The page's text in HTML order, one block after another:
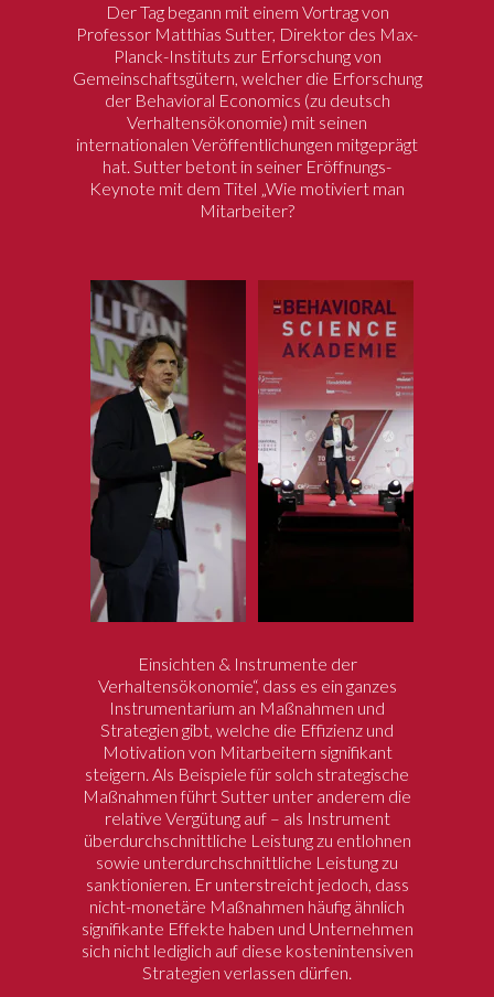
Der Tag begann mit einem Vortrag von
Professor Matthias Sutter, Direktor des Max-
Planck-Instituts zur Erforschung von
Gemeinschaftsgütern, welcher die Erforschung
der Behavioral Economics (zu deutsch
Verhaltensökonomie) mit seinen
internationalen Veröffentlichungen mitgeprägt
hat. Sutter betont in seiner Eröffnungs-
Keynote mit dem Titel „Wie motiviert man
Mitarbeiter?
Einsichten & Instrumente der
Verhaltensökonomie“, dass es ein ganzes
Instrumentarium an Maßnahmen und
Strategien gibt, welche die Effizienz und
Motivation von Mitarbeitern signifikant
steigern. Als Beispiele für solch strategische
Maßnahmen führt Sutter unter anderem die
relative Vergütung auf – als Instrument
überdurchschnittliche Leistung zu entlohnen
sowie unterdurchschnittliche Leistung zu
sanktionieren. Er unterstreicht jedoch, dass
nicht-monetäre Maßnahmen häufig ähnlich
signifikante Effekte haben und Unternehmen
sich nicht lediglich auf diese kostenintensiven
Strategien verlassen dürfen.